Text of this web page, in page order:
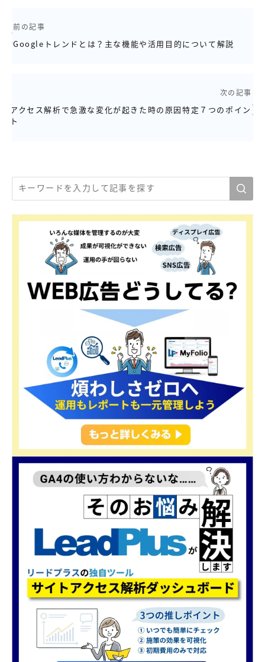
前の記事
Googleトレンドとは？主な機能や活用目的について解説
次の記事
アクセス解析で急激な変化が起きた時の原因特定７つのポイン
ト